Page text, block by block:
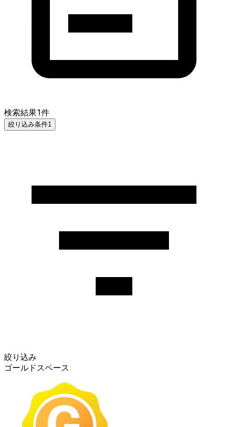
検索結果1件
絞り込み条件1
絞り込み
ゴールドスペース